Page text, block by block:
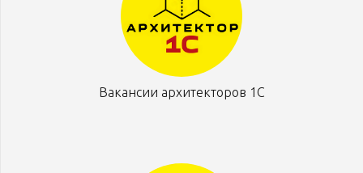
Вакансии архитекторов 1С